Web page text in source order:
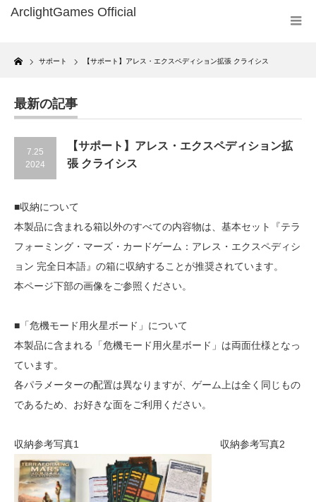
Home
サポート 【サポート】アレス・エクスペディション拡張 クライシス
最新の記事
7.25
2024
【サポート】アレス・エクスペディション拡
張 クライシス
■収納について
本製品に含まれる箱以外のすべての内容物は、基本セット『テラ
フォーミング・マーズ・カードゲーム：アレス・エクスペディシ
ョン 完全日本語』の箱に収納することが推奨されています。
本ページ下部の画像をご参照ください。
■「危機モード用火星ボード」について
本製品に含まれる「危機モード用火星ボード」は両面仕様となっ
ています。
各パラメーターの配置は異なりますが、ゲーム上は全く同じもの
であるため、お好きな面をご利用ください。
収納参考写真1 収納参考写真2